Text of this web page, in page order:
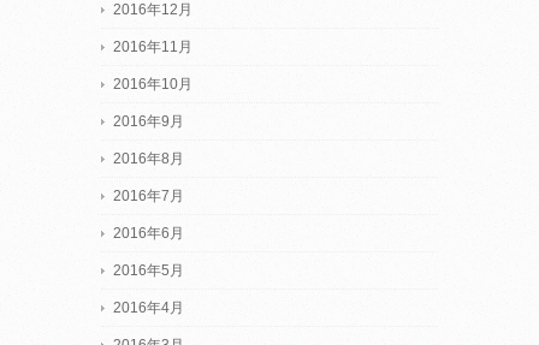
2016年12月
2016年11月
2016年10月
2016年9月
2016年8月
2016年7月
2016年6月
2016年5月
2016年4月